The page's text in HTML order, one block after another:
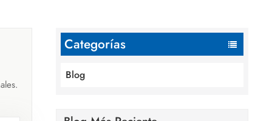
Categorías
Blog